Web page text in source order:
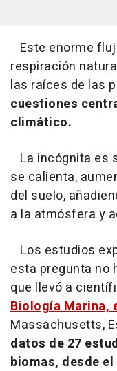
Este enorme
respiración
las raíces de las
cuestiones
climático.
La incógnita es
se calienta,
del suelo,
a la atmósfera y
Los estudios
esta pregunta no
que llevó a
Biología Marina,
Massachusetts,
datos de 27
biomas, desde